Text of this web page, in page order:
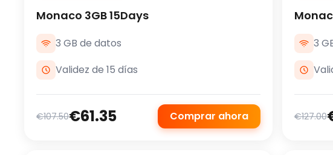
Monaco 3GB 15Days
3 GB de datos
Validez de 15 días
€107.50€61.35 Comprar ahora
3
€127.00